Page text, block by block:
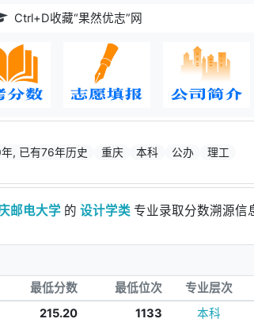
Ctrl+D收藏“果然优志”网
, 已有76年历史 重庆 本科 公办 理工
邮电大学 的 设计学类 专业录取分数溯源信
最低分数 最低位次 专业层次
215.20 1133 本科